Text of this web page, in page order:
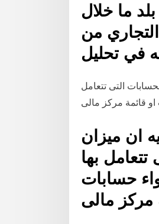
ما خلال
من
التى تتعامل
قائمة مركز مالى
ان ميزان
بها
حسابات
مركز مالى